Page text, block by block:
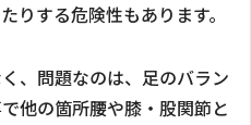
りする危険性もあります。
、問題なのは、足のバラン
他の箇所腰や膝・股関節と